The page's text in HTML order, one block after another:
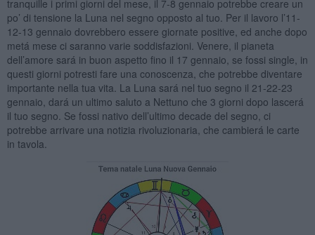
tranquille i primi giorni del mese, il 7-8 gennaio potrebbe creare un
po’ di tensione la Luna nel segno opposto al tuo. Per il lavoro l’11-
12-13 gennaio dovrebbero essere giornate positive, ed anche dopo
metá mese ci saranno varie soddisfazioni. Venere, il pianeta
dell’amore sará in buon aspetto fino il 17 gennaio, se fossi single, in
questi giorni potresti fare una conoscenza, che potrebbe diventare
importante nella tua vita. La Luna sará nel tuo segno il 21-22-23
gennaio, dará un ultimo saluto a Nettuno che 3 giorni dopo lascerá
il tuo segno. Se fossi nativo dell’ultimo decade del segno, ci
potrebbe arrivare una notizia rivoluzionaria, che cambierá le carte
in tavola.